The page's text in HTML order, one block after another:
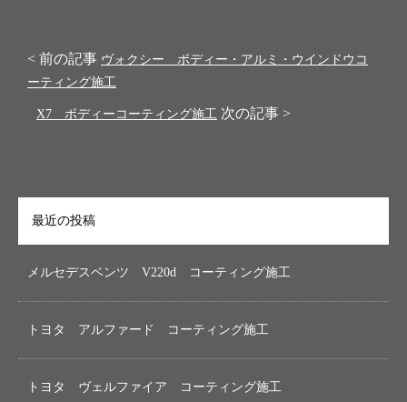
< 前の記事 ヴォクシー ボディー・アルミ・ウインドウコ
ーティング施工
X7 ボディーコーティング施工 次の記事 >
最近の投稿
メルセデスベンツ V220d コーティング施工
トヨタ アルファード コーティング施工
トヨタ ヴェルファイア コーティング施工